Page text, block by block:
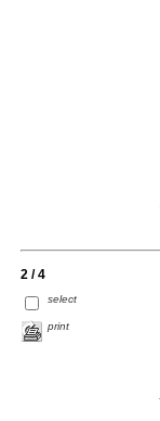
2 / 4
select
print